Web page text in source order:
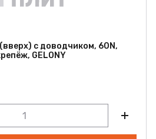
с доводчиком, 60N,
GELONY